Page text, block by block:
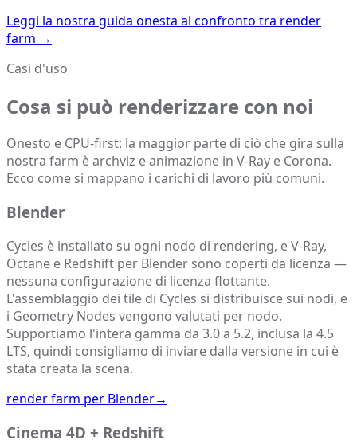
Leggi la nostra guida onesta al confronto tra render
farm →
Casi d'uso
Cosa si può renderizzare con noi
Onesto e CPU-first: la maggior parte di ciò che gira sulla
nostra farm è archviz e animazione in V-Ray e Corona.
Ecco come si mappano i carichi di lavoro più comuni.
Blender
Cycles è installato su ogni nodo di rendering, e V-Ray,
Octane e Redshift per Blender sono coperti da licenza —
nessuna configurazione di licenza flottante.
L'assemblaggio dei tile di Cycles si distribuisce sui nodi, e
i Geometry Nodes vengono valutati per nodo.
Supportiamo l'intera gamma da 3.0 a 5.2, inclusa la 4.5
LTS, quindi consigliamo di inviare dalla versione in cui è
stata creata la scena.
render farm per Blender→
Cinema 4D + Redshift